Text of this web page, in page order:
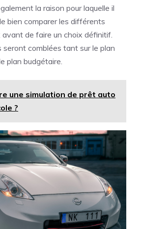
la raison pour laquelle il
bien comparer les différents
de faire un choix définitif.
comblées tant sur le plan
plan budgétaire.
une simulation de prêt auto
?